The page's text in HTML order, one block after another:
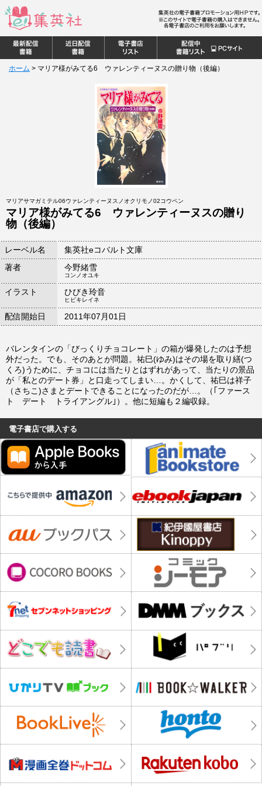
ホーム > マリア様がみてる6 ウァレンティーヌスの贈り物（後編）
マリアサマガミテル06ウァレンティーヌスノオクリモノ02コウペン
マリア様がみてる6 ウァレンティーヌスの贈り
物（後編）
レーベル名
集英社eコバルト文庫
著者
今野緒雪
コンノオユキ
イラスト ひびき玲音
ヒビキレイネ
配信開始日 2011年07月01日
バレンタインの「びっくりチョコレート」の箱が爆発したのは予想
外だった。でも、そのあとが問題。祐巳(ゆみ)はその場を取り繕(つ
くろ)うために、チョコには当たりとはずれがあって、当たりの景品
が「私とのデート券」と口走ってしまい…。かくして、祐巳は祥子
（さちこ)さまとデートできることになったのだが…。（｢ファース
ト デート トライアングル｣）。他に短編も２編収録。
電子書店で購入する